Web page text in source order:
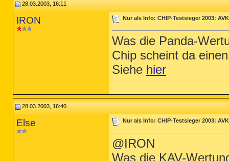
28.03.2003, 16:11
IRON Nur als Info: CHIP-Testsieger 2003:
Was die Panda-
Chip scheint da
Siehe hier
28.03.2003, 16:40
Else Nur als Info: CHIP-Testsieger 2003:
@IRON
Was die KAV-